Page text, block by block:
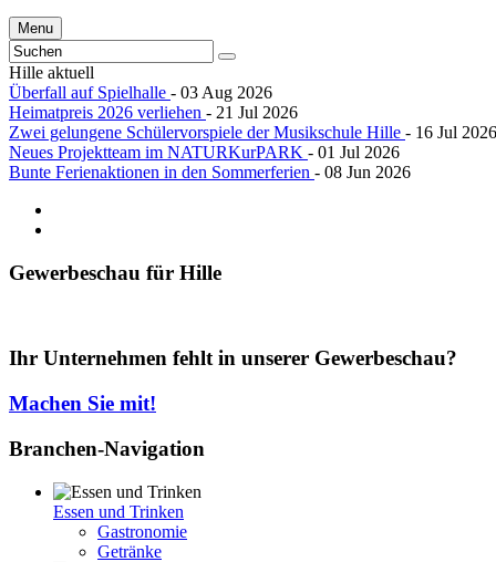
Menu
Hille aktuell
Überfall auf Spielhalle - 03 Aug 2026
Heimatpreis 2026 verliehen - 21 Jul 2026
Zwei gelungene Schülervorspiele der Musikschule Hille - 16 Jul 2026
Neues Projektteam im NATURKurPARK - 01 Jul 2026
Bunte Ferienaktionen in den Sommerferien - 08 Jun 2026
Gewerbeschau für Hille
Ihr Unternehmen fehlt in unserer Gewerbeschau?
Machen Sie mit!
Branchen-Navigation
Essen und Trinken
Gastronomie
Getränke